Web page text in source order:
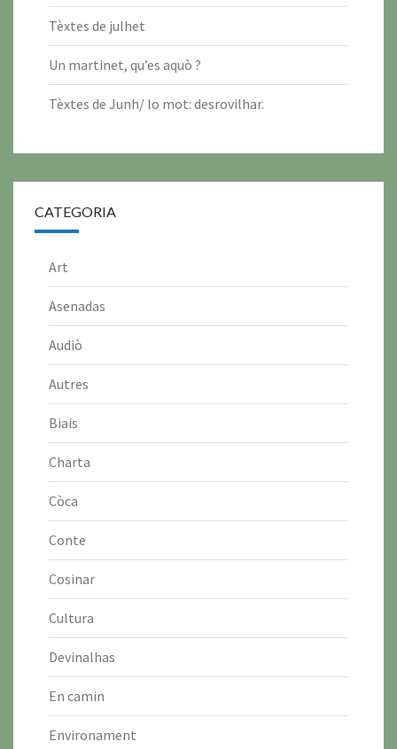
2
0
2
6
0
2
6
0
6
0
6
0
6
0
6
Tèxtes de julhet
Un martinet, qu’es aquò ?
Tèxtes de Junh/ lo mot: desrovilhar.
CATEGORIA
Art
Asenadas
Audiò
Autres
Biais
Charta
Còca
Conte
Cosinar
Cultura
Devinalhas
En camin
Environament